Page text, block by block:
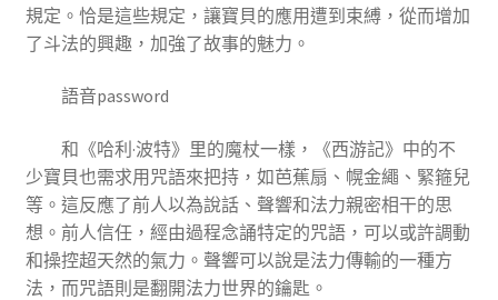
規定。恰是這些規定，讓寶貝的應用遭到束縛，從而增加
了斗法的興趣，加強了故事的魅力。
語音password
和《哈利·波特》里的魔杖一樣，《西游記》中的不
少寶貝也需求用咒語來把持，如芭蕉扇、幌金繩、緊箍兒
等。這反應了前人以為說話、聲響和法力親密相干的思
想。前人信任，經由過程念誦特定的咒語，可以或許調動
和操控超天然的氣力。聲響可以說是法力傳輸的一種方
法，而咒語則是翻開法力世界的鑰匙。